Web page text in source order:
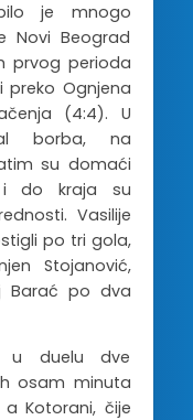
je mnogo
Novi Beograd
prvog perioda
preko Ognjena
(4:4). U
borba, na
su domaći
i do kraja su
Vasilije
po tri gola,
Stojanović,
Barać po dva
u duelu dve
osam minuta
Kotorani, čije